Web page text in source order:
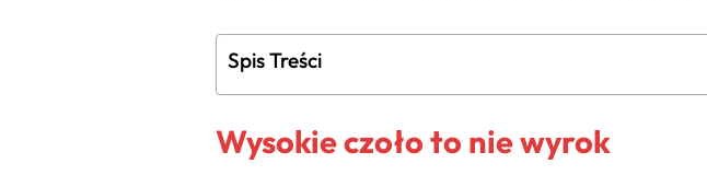
Spis Treści
Wysokie czoło to nie wyrok